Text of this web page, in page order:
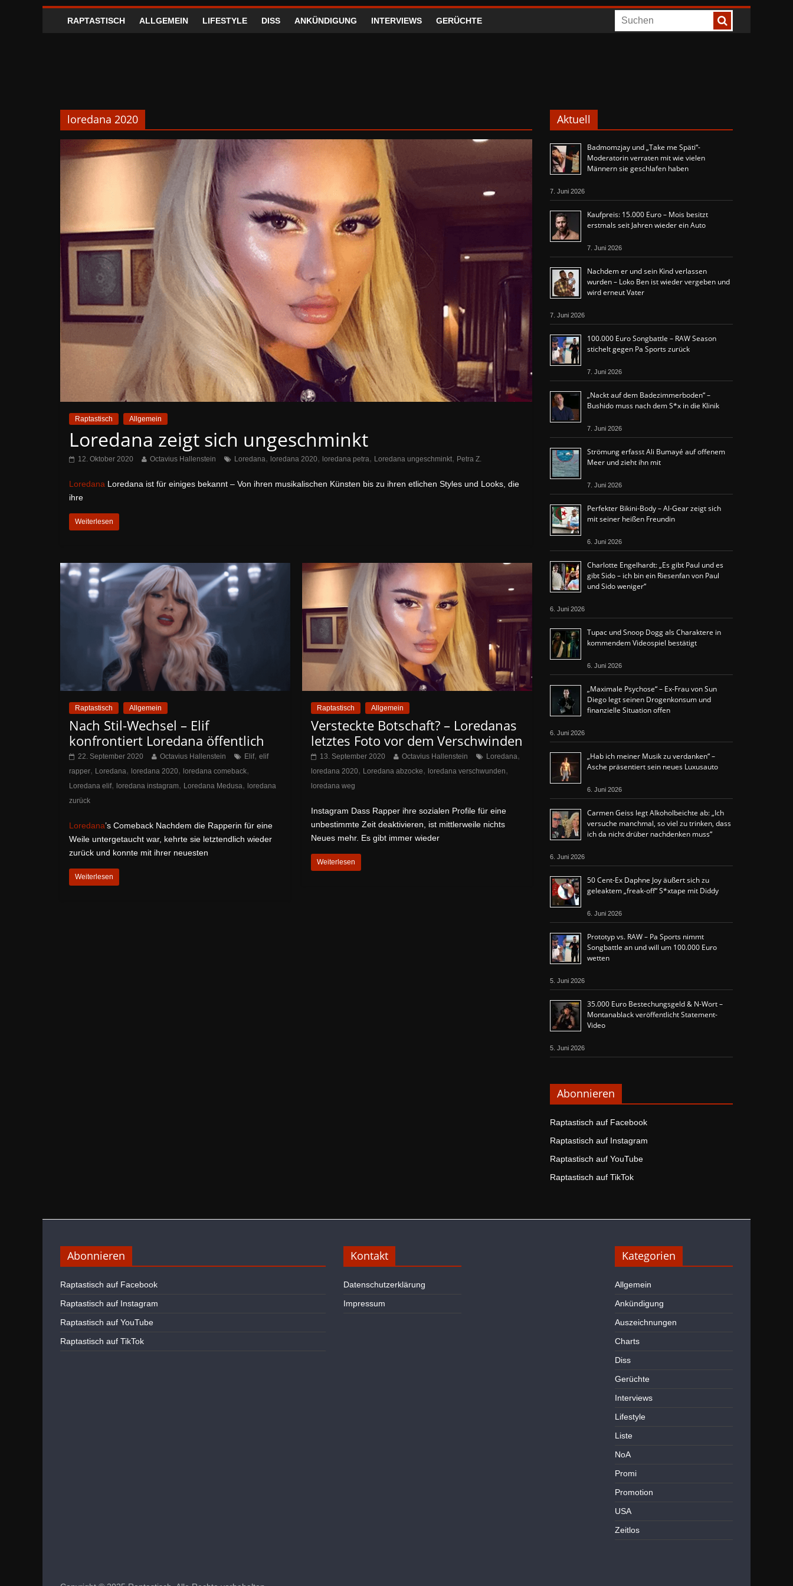
RAPTASTISCH ALLGEMEIN LIFESTYLE DISS ANKÜNDIGUNG INTERVIEWS GERÜCHTE
loredana 2020
Raptastisch Allgemein
Loredana zeigt sich ungeschminkt
12. Oktober 2020 Octavius Hallenstein Loredana, loredana 2020, loredana petra, Loredana ungeschminkt, Petra Z.
Loredana Loredana ist für einiges bekannt – Von ihren musikalischen Künsten bis zu ihren etlichen Styles und Looks, die
ihre
Weiterlesen
Raptastisch Allgemein
Nach Stil-Wechsel – Elif
konfrontiert Loredana öffentlich
22. September 2020 Octavius Hallenstein Elif, elif
rapper, Loredana, loredana 2020, loredana comeback,
Loredana elif, loredana instagram, Loredana Medusa, loredana
zurück
Loredana’s Comeback Nachdem die Rapperin für eine
Weile untergetaucht war, kehrte sie letztendlich wieder
zurück und konnte mit ihrer neuesten
Weiterlesen
Raptastisch Allgemein
Versteckte Botschaft? – Loredanas
letztes Foto vor dem Verschwinden
13. September 2020 Octavius Hallenstein Loredana,
loredana 2020, Loredana abzocke, loredana verschwunden,
loredana weg
Instagram Dass Rapper ihre sozialen Profile für eine
unbestimmte Zeit deaktivieren, ist mittlerweile nichts
Neues mehr. Es gibt immer wieder
Weiterlesen
Aktuell
Badmomzjay und „Take me Späti“-
Moderatorin verraten mit wie vielen
Männern sie geschlafen haben
7. Juni 2026
Kaufpreis: 15.000 Euro – Mois besitzt
erstmals seit Jahren wieder ein Auto
7. Juni 2026
Nachdem er und sein Kind verlassen
wurden – Loko Ben ist wieder vergeben und
wird erneut Vater
7. Juni 2026
100.000 Euro Songbattle – RAW Season
stichelt gegen Pa Sports zurück
7. Juni 2026
„Nackt auf dem Badezimmerboden“ –
Bushido muss nach dem S*x in die Klinik
7. Juni 2026
Strömung erfasst Ali Bumayé auf offenem
Meer und zieht ihn mit
7. Juni 2026
Perfekter Bikini-Body – Al-Gear zeigt sich
mit seiner heißen Freundin
6. Juni 2026
Charlotte Engelhardt: „Es gibt Paul und es
gibt Sido – ich bin ein Riesenfan von Paul
und Sido weniger“
6. Juni 2026
Tupac und Snoop Dogg als Charaktere in
kommendem Videospiel bestätigt
6. Juni 2026
„Maximale Psychose“ – Ex-Frau von Sun
Diego legt seinen Drogenkonsum und
finanzielle Situation offen
6. Juni 2026
„Hab ich meiner Musik zu verdanken“ –
Asche präsentiert sein neues Luxusauto
6. Juni 2026
Carmen Geiss legt Alkoholbeichte ab: „Ich
versuche manchmal, so viel zu trinken, dass
ich da nicht drüber nachdenken muss“
6. Juni 2026
50 Cent-Ex Daphne Joy äußert sich zu
geleaktem „freak-off“ S*xtape mit Diddy
6. Juni 2026
Prototyp vs. RAW – Pa Sports nimmt
Songbattle an und will um 100.000 Euro
wetten
5. Juni 2026
35.000 Euro Bestechungsgeld & N-Wort –
Montanablack veröffentlicht Statement-
Video
5. Juni 2026
Abonnieren
Raptastisch auf Facebook
Raptastisch auf Instagram
Raptastisch auf YouTube
Raptastisch auf TikTok
Abonnieren
Raptastisch auf Facebook
Raptastisch auf Instagram
Raptastisch auf YouTube
Raptastisch auf TikTok
Kontakt
Datenschutzerklärung
Impressum
Kategorien
Allgemein
Ankündigung
Auszeichnungen
Charts
Diss
Gerüchte
Interviews
Lifestyle
Liste
NoA
Promi
Promotion
USA
Zeitlos